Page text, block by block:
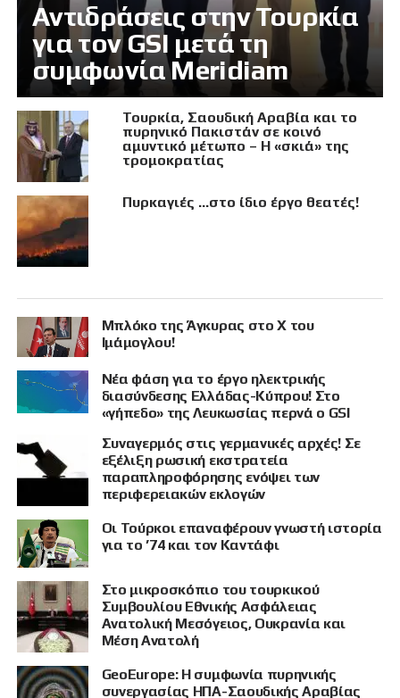
Αντιδράσεις στην Τουρκία
για τον GSI μετά τη
συμφωνία Meridiam
Τουρκία, Σαουδική Αραβία και το
πυρηνικό Πακιστάν σε κοινό
αμυντικό μέτωπο – Η «σκιά» της
τρομοκρατίας
Πυρκαγιές …στο ίδιο έργο θεατές!
Μπλόκο της Άγκυρας στο X του
Ιμάμογλου!
Νέα φάση για το έργο ηλεκτρικής
διασύνδεσης Ελλάδας-Κύπρου! Στο
«γήπεδο» της Λευκωσίας περνά ο GSI
Συναγερμός στις γερμανικές αρχές! Σε
εξέλιξη ρωσική εκστρατεία
παραπληροφόρησης ενόψει των
περιφερειακών εκλογών
Οι Τούρκοι επαναφέρουν γνωστή ιστορία
για το ’74 και τον Καντάφι
Στο μικροσκόπιο του τουρκικού
Συμβουλίου Εθνικής Ασφάλειας
Ανατολική Μεσόγειος, Ουκρανία και
Μέση Ανατολή
GeoEurope: Η συμφωνία πυρηνικής
συνεργασίας ΗΠΑ-Σαουδικής Αραβίας